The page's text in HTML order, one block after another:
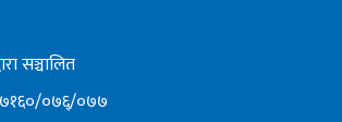
सञ्चालित
०७६्/०७७